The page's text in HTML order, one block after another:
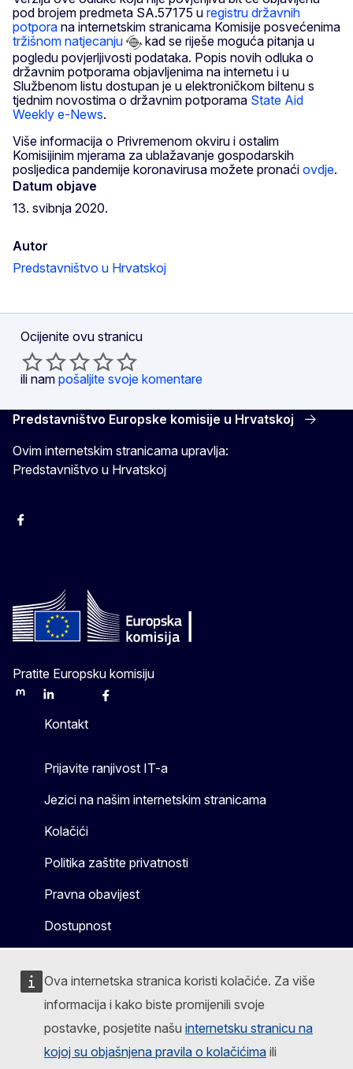
Ova internetska stranica koristi kolačiće. Za više
informacija i kako biste promijenili svoje
postavke, posjetite našu internetsku stranicu na
kojoj su objašnjena pravila o kolačićima ili
pod brojem predmeta SA.57175 u registru državnih
potpora na internetskim stranicama Komisije posvećenima
tržišnom natjecanju
kad se riješe moguća pitanja u
pogledu povjerljivosti podataka. Popis novih odluka o
državnim potporama objavljenima na internetu i u
Službenom listu dostupan je u elektroničkom biltenu s
tjednim novostima o državnim potporama State Aid
Weekly e-News.
Više informacija o Privremenom okviru i ostalim
Komisijinim mjerama za ublažavanje gospodarskih
posljedica pandemije koronavirusa možete pronaći ovdje.
Datum objave
13. svibnja 2020.
Autor
Predstavništvo u Hrvatskoj
Ocijenite ovu stranicu
ili nam pošaljite svoje komentare
Predstavništvo Europske komisije u Hrvatskoj
Ovim internetskim stranicama upravlja:
Predstavništvo u Hrvatskoj
Facebook
Pratite Europsku komisiju
MastodonLinkedInBlueskyFacebook
Kontakt
Prijavite ranjivost IT-a
Jezici na našim internetskim stranicama
Kolačići
Politika zaštite privatnosti
Pravna obavijest
Dostupnost